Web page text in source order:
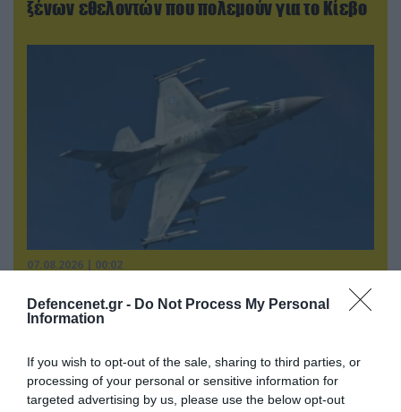
Defencenet.gr - Do Not Process My Personal
Information
If you wish to opt-out of the sale, sharing to third parties, or
processing of your personal or sensitive information for
targeted advertising by us, please use the below opt-out
ξένων εθελοντών που πολεμούν για το Κίεβο
07.08.2026 | 00:02
Τουρκικά οπλισμένα F-16 «συνεπλάκησαν» με
ελληνικά μαχητικά στο Αιγαίο